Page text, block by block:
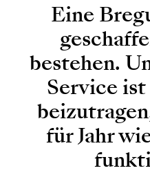
Eine
bestehen.
Service ist
für Jahr